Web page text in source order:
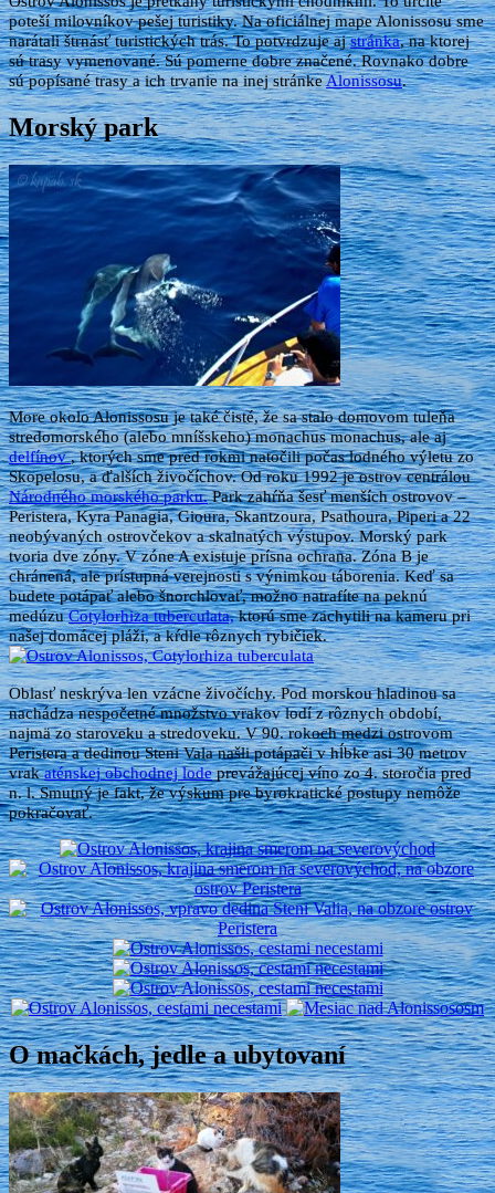
poteší milovníkov pešej turistiky. Na oficiálnej mape Alonissosu sme
narátali štrnásť turistických trás. To potvrdzuje ajstránka, na ktorej
sú trasy vymenované. Sú pomerne dobre značené. Rovnako dobre
sú popísané trasy a ich trvanie na inej stránkeAlonissosu.
Morský park
More okolo Alonissosu je také čisté, že sa stalo domovom tuleňa
stredomorského (alebo mníšskeho) monachus monachus, ale aj
delfínov, ktorých sme pred rokmi natočili počas lodného výletu zo
Skopelosu, a ďalších živočíchov. Od roku 1992 je ostrov centrálou
Národného morského parku.Park zahŕňa šesť menších ostrovov –
Peristera, Kyra Panagia, Gioura, Skantzoura, Psathoura, Piperi a 22
neobývaných ostrovčekov a skalnatých výstupov. Morský park
tvoria dve zóny. V zóne A existuje prísna ochrana. Zóna B je
chránená, ale prístupná verejnosti s výnimkou táborenia. Keď sa
budete potápať alebo šnorchlovať, možno natrafíte na peknú
medúzuCotylorhiza tuberculata,ktorú sme zachytili na kameru pri
našej domácej pláži, a kŕdle rôznych rybičiek.
Oblasť neskrýva len vzácne živočíchy. Pod morskou hladinou sa
nachádza nespočetné množstvo vrakov lodí z rôznych období,
najmä zo staroveku a stredoveku. V 90. rokoch medzi ostrovom
Peristera a dedinou Steni Vala našli potápači v hĺbke asi 30 metrov
vrakaténskej obchodnej lodeprevážajúcej víno zo 4. storočia pred
n. l. Smutný je fakt, že výskum pre byrokratické postupy nemôže
pokračovať.
O mačkách, jedle a ubytovaní